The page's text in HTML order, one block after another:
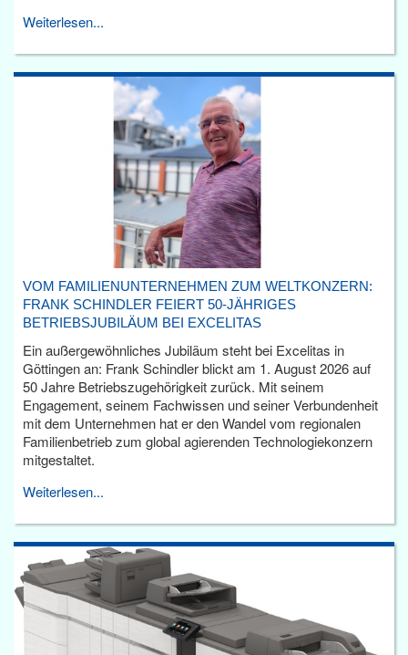
Weiterlesen...
VOM FAMILIENUNTERNEHMEN ZUM WELTKONZERN:
FRANK SCHINDLER FEIERT 50-JÄHRIGES
BETRIEBSJUBILÄUM BEI EXCELITAS
Ein außergewöhnliches Jubiläum steht bei Excelitas in
Göttingen an: Frank Schindler blickt am 1. August 2026 auf
50 Jahre Betriebszugehörigkeit zurück. Mit seinem
Engagement, seinem Fachwissen und seiner Verbundenheit
mit dem Unternehmen hat er den Wandel vom regionalen
Familienbetrieb zum global agierenden Technologiekonzern
mitgestaltet.
Weiterlesen...